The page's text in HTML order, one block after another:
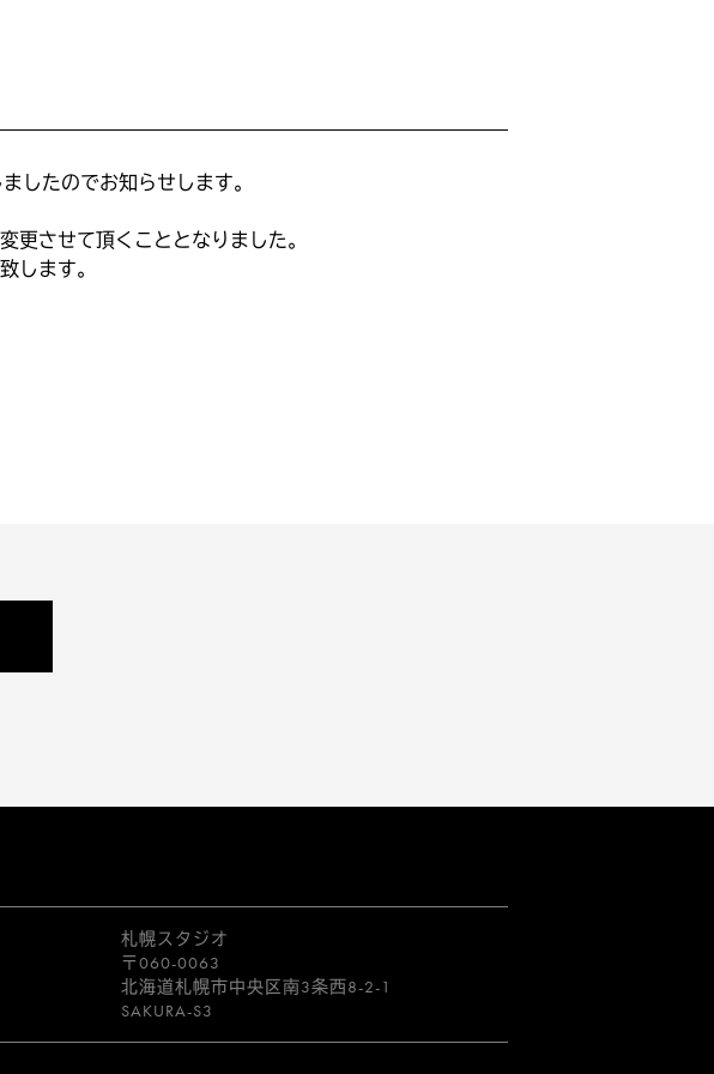
したのでお知らせします。
更させて頂くこととなりました。
します。
札幌スタジオ
〒060-0063
北海道札幌市中央区南3条西8-2-1
SAKURA-S3